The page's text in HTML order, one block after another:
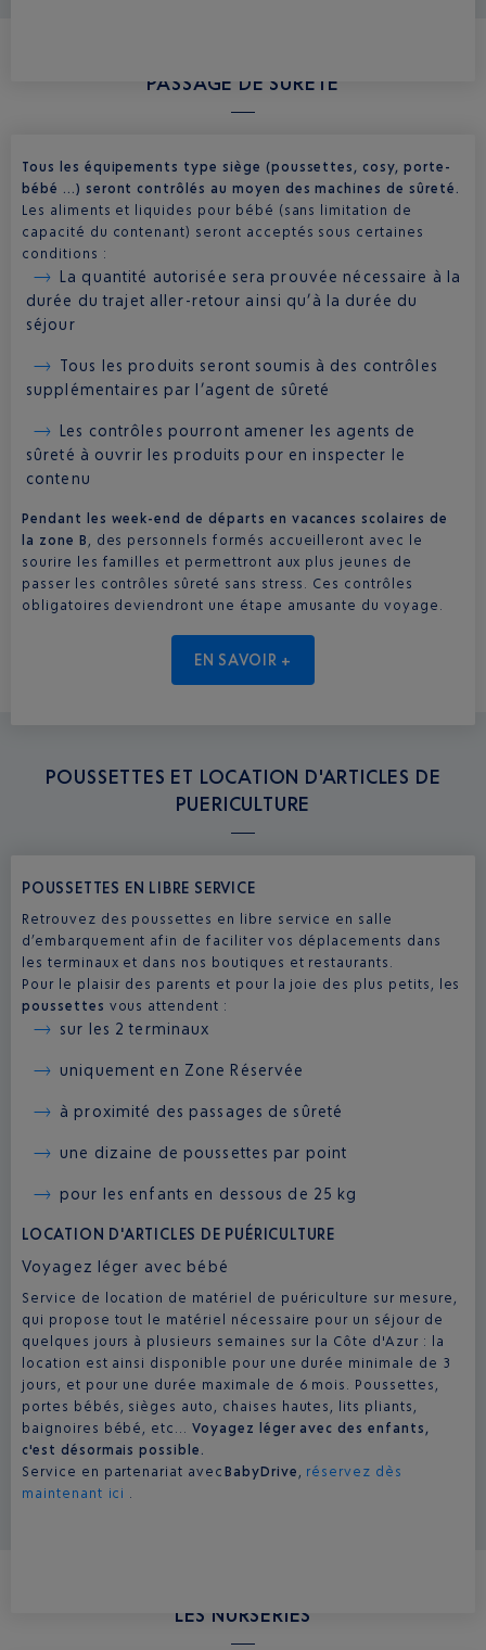
PASSAGE DE SÛRETÉ
Tous les équipements type siège (poussettes, cosy, porte-
bébé …) seront contrôlés au moyen des machines de sûreté.
Les aliments et liquides pour bébé (sans limitation de
capacité du contenant) seront acceptés sous certaines
conditions :
La quantité autorisée sera prouvée nécessaire à la
durée du trajet aller-retour ainsi qu’à la durée du
séjour
Tous les produits seront soumis à des contrôles
supplémentaires par l’agent de sûreté
Les contrôles pourront amener les agents de
sûreté à ouvrir les produits pour en inspecter le
contenu
Pendant les week-end de départs en vacances scolaires de
la zone B , des personnels formés accueilleront avec le
sourire les familles et permettront aux plus jeunes de
passer les contrôles sûreté sans stress. Ces contrôles
obligatoires deviendront une étape amusante du voyage.
EN SAVOIR +
POUSSETTES ET LOCATION D'ARTICLES DE
PUERICULTURE
POUSSETTES EN LIBRE SERVICE
Retrouvez des poussettes en libre service en salle
d’embarquement afin de faciliter vos déplacements dans
les terminaux et dans nos boutiques et restaurants.
Pour le plaisir des parents et pour la joie des plus petits, les
poussettes vous attendent :
sur les 2 terminaux
uniquement en Zone Réservée
à proximité des passages de sûreté
une dizaine de poussettes par point
pour les enfants en dessous de 25 kg
LOCATION D'ARTICLES DE PUÉRICULTURE
Voyagez léger avec bébé
Service de location de matériel de puériculture sur mesure,
qui propose tout le matériel nécessaire pour un séjour de
quelques jours à plusieurs semaines sur la Côte d'Azur : la
location est ainsi disponible pour une durée minimale de 3
jours, et pour une durée maximale de 6 mois. Poussettes,
portes bébés, sièges auto, chaises hautes, lits pliants,
baignoires bébé, etc...Voyagez léger avec des enfants,
c'est désormais possible.
Service en partenariat avec BabyDrive , réservez dès
maintenant ici .
LES NURSERIES